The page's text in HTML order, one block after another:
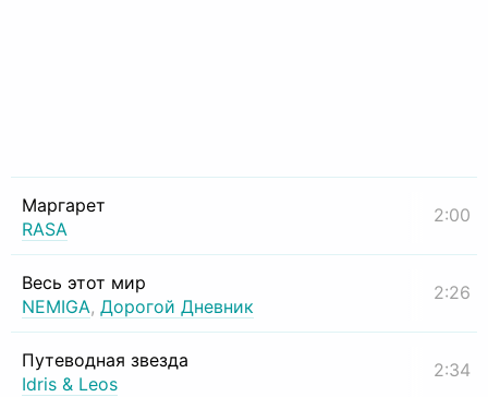
Маргарет
RASA
2:00
Весь этот мир
NEMIGA, Дорогой Дневник
2:26
Путеводная звезда
Idris & Leos
2:34